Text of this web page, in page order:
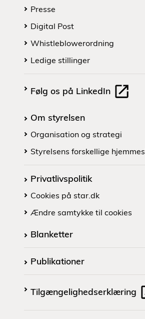
Presse
Digital Post
Whistleblowerordning
Ledige stillinger
Følg os på LinkedIn
Om styrelsen
Organisation og strategi
Styrelsens forskellige
Privatlivspolitik
Cookies på star.dk
Ændre samtykke til cookies
Blanketter
Publikationer
Tilgængelighedserklæring